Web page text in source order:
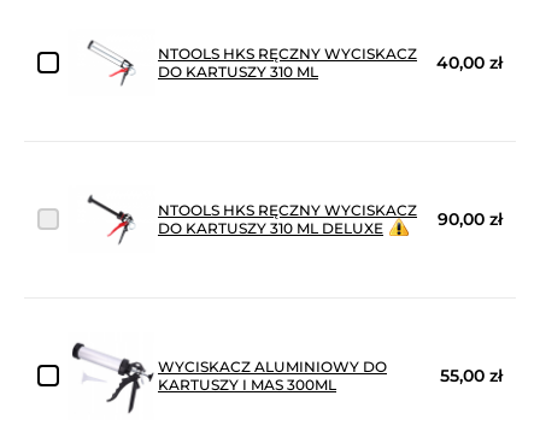
NTOOLS HKS RĘCZNY WYCISKACZ
DO KARTUSZY 310 ML
40,00 zł
NTOOLS HKS RĘCZNY WYCISKACZ
DO KARTUSZY 310 ML DELUXE
90,00 zł
WYCISKACZ ALUMINIOWY DO
KARTUSZY I MAS 300ML
55,00 zł